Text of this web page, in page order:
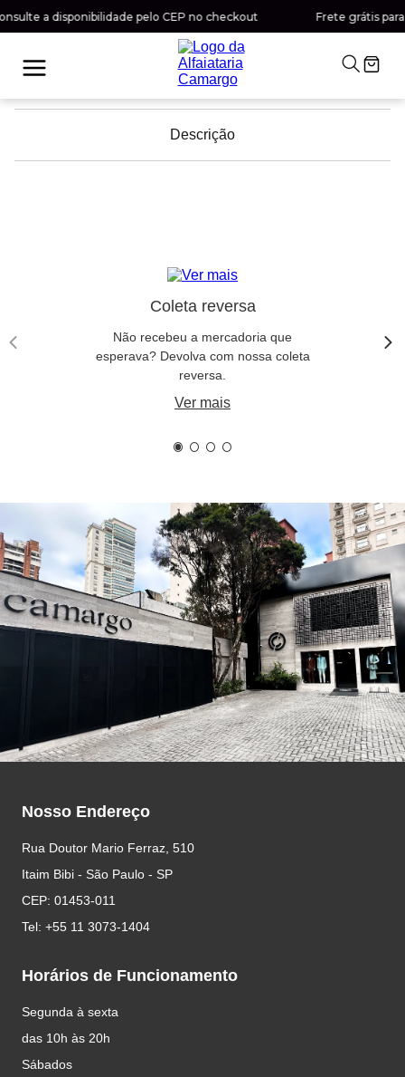
a disponibilidade pelo CEP no checkout Frete grátis
Descrição
Coleta reversa
Não recebeu a mercadoria que
esperava? Devolva com nossa coleta
reversa.
Ver mais
Nosso Endereço
Rua Doutor Mario Ferraz, 510
Itaim Bibi - São Paulo - SP
CEP: 01453-011
Tel: +55 11 3073-1404
Horários de Funcionamento
Segunda à sexta
das 10h às 20h
Sábados